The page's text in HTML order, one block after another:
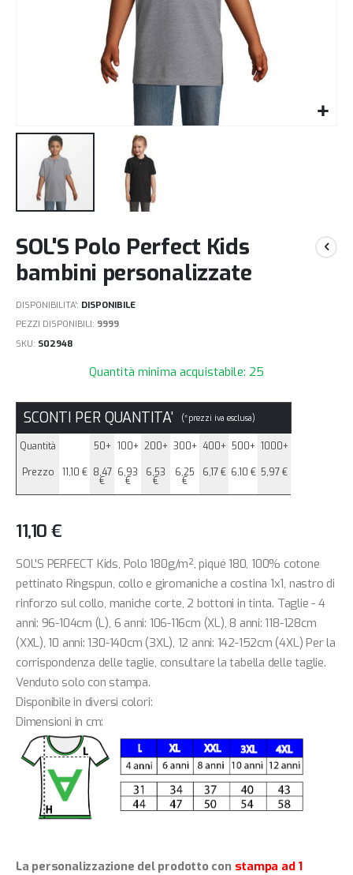
all'inizio
della
galleria
immagini
SOL'S Polo Perfect Kids
bambini personalizzate
DISPONIBILITA': DISPONIBILE
PEZZI DISPONIBILI: 9999
SKU S02948
Quantità minima acquistabile: 25
SCONTI PER QUANTITA' (*prezzi iva esclusa)
Quantità 50+ 100+ 200+ 300+ 400+ 500+ 1000+
Prezzo 11,10 € 8,47
€
6,93
€
6,53
€
6,25
€
6,17 € 6,10 € 5,97 €
11,10 €
SOL'S PERFECT Kids, Polo 180g/m², piqué 180, 100% cotone
pettinato Ringspun, collo e giromaniche a costina 1x1, nastro di
rinforzo sul collo, maniche corte, 2 bottoni in tinta. Taglie - 4
anni: 96-104cm (L), 6 anni: 106-116cm (XL), 8 anni: 118-128cm
(XXL), 10 anni: 130-140cm (3XL), 12 anni: 142-152cm (4XL) Per la
corrispondenza delle taglie, consultare la tabella delle taglie.
Venduto solo con stampa.
Disponibile in diversi colori:
Dimensioni in cm:
La personalizzazione del prodotto con stampa ad 1